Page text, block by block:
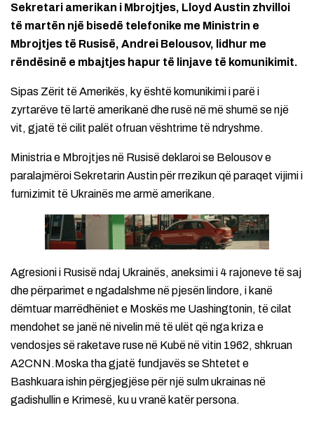
Sekretari amerikan i Mbrojtjes, Lloyd Austin zhvilloi
të martën një bisedë telefonike me Ministrin e
Mbrojtjes të Rusisë, Andrei Belousov, lidhur me
rëndësinë e mbajtjes hapur të linjave të komunikimit.
Sipas Zërit të Amerikës, ky është komunikimi i parë i
zyrtarëve të lartë amerikanë dhe rusë në më shumë se një
vit, gjatë të cilit palët ofruan vështrime të ndryshme.
Ministria e Mbrojtjes në Rusisë deklaroi se Belousov e
paralajmëroi Sekretarin Austin për rrezikun që paraqet vijimi i
furnizimit të Ukrainës me armë amerikane.
Agresioni i Rusisë ndaj Ukrainës, aneksimi i 4 rajoneve të saj
dhe përparimet e ngadalshme në pjesën lindore, i kanë
dëmtuar marrëdhëniet e Moskës me Uashingtonin, të cilat
mendohet se janë në nivelin më të ulët që nga kriza e
vendosjes së raketave ruse në Kubë në vitin 1962, shkruan
A2CNN.Moska tha gjatë fundjavës se Shtetet e
Bashkuara ishin përgjegjëse për një sulm ukrainas në
gadishullin e Krimesë, ku u vranë katër persona.